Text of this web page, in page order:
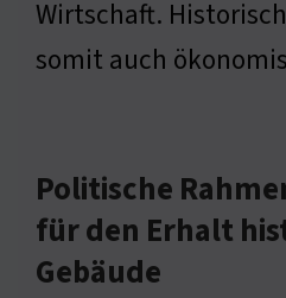
Wirtschaft.
somit auch
Politische
für den Erhalt
Gebäude